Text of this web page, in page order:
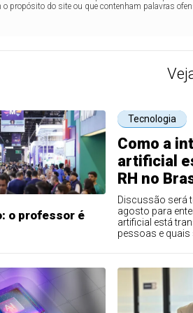
o propósito do site ou que contenham palavras
o professor é
Tecnologia
Como a
artificial
RH no
Discussão será
agosto para
artificial está
pessoas e quais